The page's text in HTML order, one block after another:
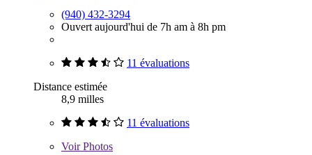
(940) 432-3294
Ouvert aujourd'hui de 7h am à 8h pm
11 évaluations
Distance estimée
8,9 milles
11 évaluations
VoirPhotos